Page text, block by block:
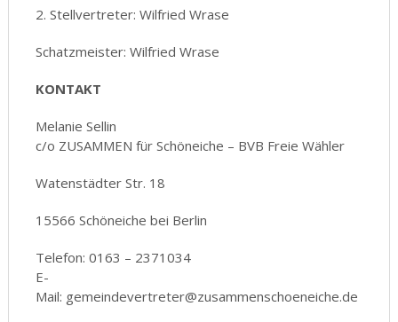
2. Stellvertreter: Wilfried Wrase
Schatzmeister: Wilfried Wrase
KONTAKT
Melanie Sellin
c/o ZUSAMMEN für Schöneiche – BVB Freie Wähler
Watenstädter Str. 18
15566 Schöneiche bei Berlin
Telefon: 0163 – 2371034
E-
Mail: gemeindevertreter@zusammenschoeneiche.de